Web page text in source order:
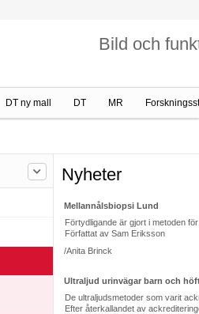
Bild och
DT ny mall DT MR
Nyheter
Mellannålsbiopsi Lund
Förtydligande är gjort i metoden
Författat av Sam Eriksson
/Anita Brinck
Ultraljud urinvägar barn och
De ultraljudsmetoder som varit
Efter återkallandet av